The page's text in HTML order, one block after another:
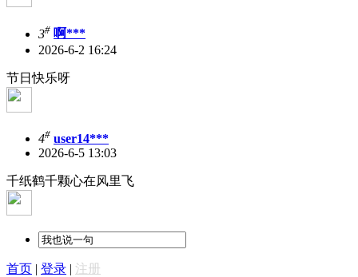
3# 啊***
2026-6-2 16:24
节日快乐呀
4# user14***
2026-6-5 13:03
千纸鹤千颗心在风里飞
首页 | 登录 | 注册